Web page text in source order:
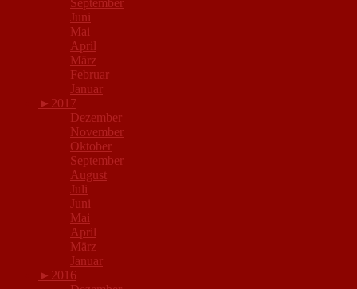
September
Juni
Mai
April
März
Februar
Januar
► 2017
Dezember
November
Oktober
September
August
Juli
Juni
Mai
April
März
Januar
► 2016